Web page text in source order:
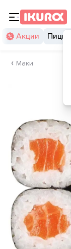
Акции Пицца
Маки